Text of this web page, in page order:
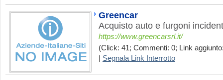
Greencar
Acquisto auto e furgoni
https://www.greencarsrl.it/
(Click: 41; Commenti: 0; Link
Segnala Link Interrotto